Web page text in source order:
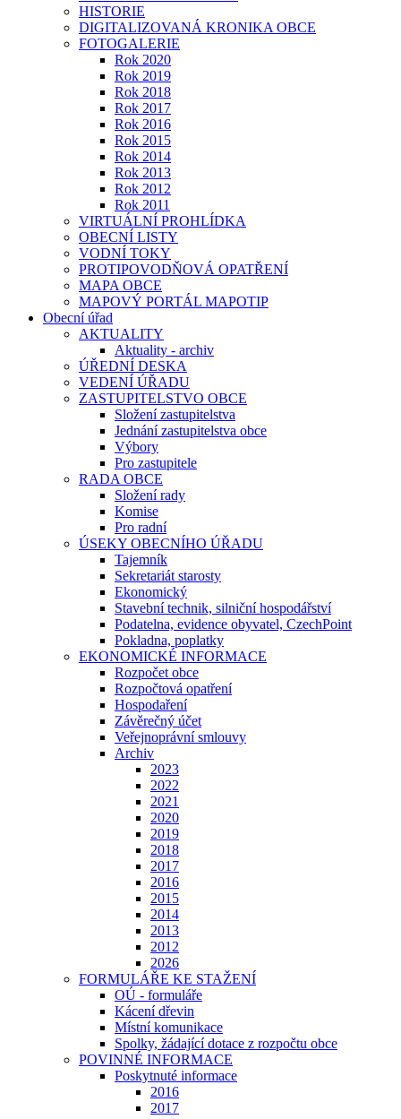
HISTORIE
DIGITALIZOVANÁ KRONIKA OBCE
FOTOGALERIE
Rok 2020
Rok 2019
Rok 2018
Rok 2017
Rok 2016
Rok 2015
Rok 2014
Rok 2013
Rok 2012
Rok 2011
VIRTUÁLNÍ PROHLÍDKA
OBECNÍ LISTY
VODNÍ TOKY
PROTIPOVODŇOVÁ OPATŘENÍ
MAPA OBCE
MAPOVÝ PORTÁL MAPOTIP
Obecní úřad
AKTUALITY
Aktuality - archiv
ÚŘEDNÍ DESKA
VEDENÍ ÚŘADU
ZASTUPITELSTVO OBCE
Složení zastupitelstva
Jednání zastupitelstva obce
Výbory
Pro zastupitele
RADA OBCE
Složení rady
Komise
Pro radní
ÚSEKY OBECNÍHO ÚŘADU
Tajemník
Sekretariát starosty
Ekonomický
Stavební technik, silniční hospodářství
Podatelna, evidence obyvatel, CzechPoint
Pokladna, poplatky
EKONOMICKÉ INFORMACE
Rozpočet obce
Rozpočtová opatření
Hospodaření
Závěrečný účet
Veřejnoprávní smlouvy
Archiv
2023
2022
2021
2020
2019
2018
2017
2016
2015
2014
2013
2012
2026
FORMULÁŘE KE STAŽENÍ
OÚ - formuláře
Kácení dřevin
Místní komunikace
Spolky, žádající dotace z rozpočtu obce
POVINNÉ INFORMACE
Poskytnuté informace
2016
2017